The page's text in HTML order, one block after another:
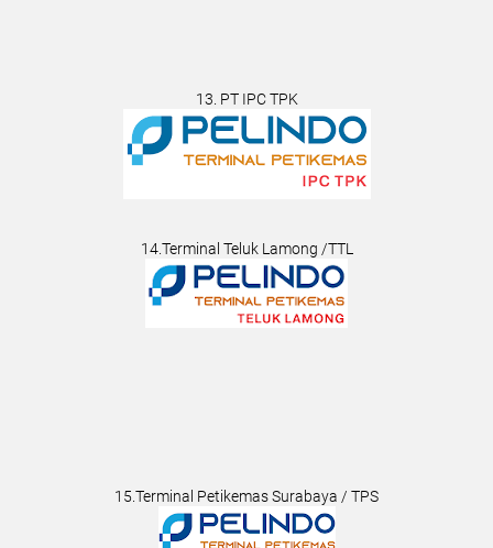
13. PT IPC TPK
14.Terminal Teluk Lamong /TTL
15.Terminal Petikemas Surabaya / TPS